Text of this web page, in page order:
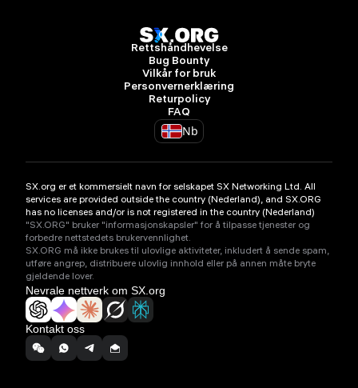
Rettshåndhevelse
Bug Bounty
Vilkår for bruk
Personvernerklæring
Returpolicy
FAQ
Nb
SX.org er et kommersielt navn for selskapet SX Networking Ltd. All
services are provided outside the country (Nederland), and SX.ORG
has no licenses and/or is not registered in the country (Nederland)
"SX.ORG" bruker "informasjonskapsler" for å tilpasse tjenester og
forbedre nettstedets brukervennlighet.
SX.ORG må ikke brukes til ulovlige aktiviteter, inkludert å sende spam,
utføre angrep, distribuere ulovlig innhold eller på annen måte bryte
gjeldende lover.
Nevrale nettverk om SX.org
Kontakt oss